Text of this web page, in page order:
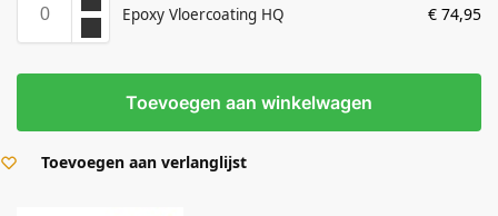
Epoxy Vloercoating HQ € 74,95
Toevoegen aan winkelwagen
Toevoegen aan verlanglijst